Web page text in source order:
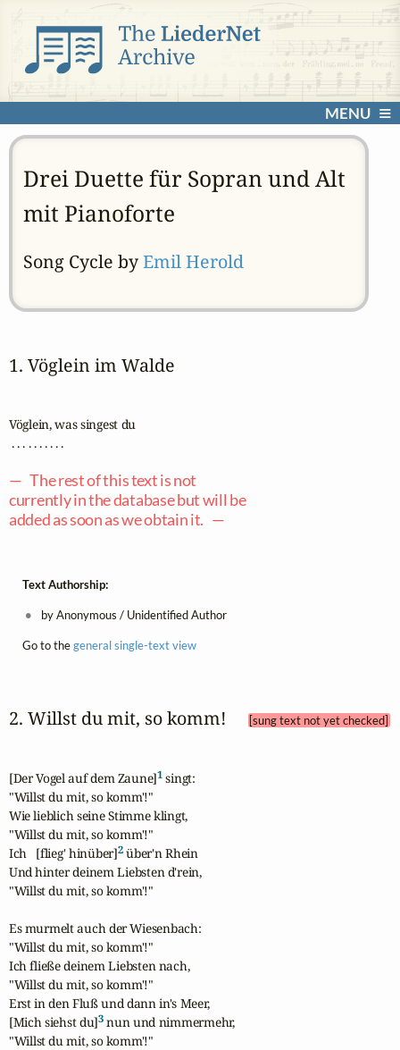
MENU
Drei Duette für Sopran und Alt
mit Pianoforte
Song Cycle byEmil Herold
1. Vöglein im Walde
Vöglein, was singest du
. . . . . . . . . .
— The rest of this text is not
currently in the database but will be
added as soon as we obtain it. —
Text Authorship:
by Anonymous / Unidentified Author
Go to thegeneral single-text view
2. Willst du mit, so komm! [sung text not yet checked]
[Der Vogel auf dem Zaune]1 singt:
"Willst du mit, so komm'!"
Wie lieblich seine Stimme klingt,
"Willst du mit, so komm'!"
Ich   [flieg' hinüber]2 über'n Rhein
Und hinter deinem Liebsten d'rein,
"Willst du mit, so komm'!"
Es murmelt auch der Wiesenbach:
"Willst du mit, so komm'!"
Ich fließe deinem Liebsten nach,
"Willst du mit, so komm'!"
Erst in den Fluß und dann in's Meer,
[Mich siehst du]3 nun und nimmermehr,
"Willst du mit, so komm'!"